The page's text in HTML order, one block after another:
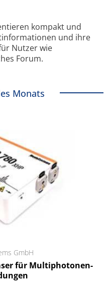
kompakt und
und ihre
Nutzer wie
Forum.
Monats
GmbH
für Multiphotonen-